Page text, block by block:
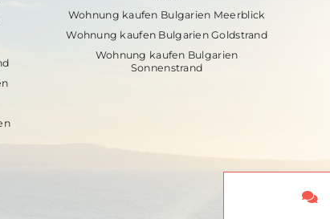
Wohnung kaufen Bulgarien Meerblick
Wohnung kaufen Bulgarien Goldstrand
Wohnung kaufen Bulgarien
Sonnenstrand